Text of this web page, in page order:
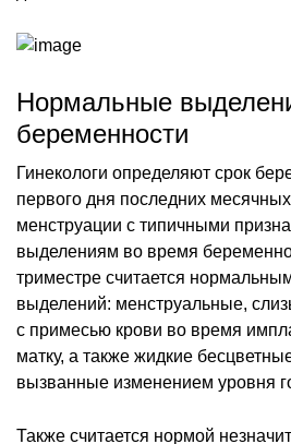
Нормальные
беременности
Гинекологи определяют срок
первого дня последних
менструации с типичными
выделениям во время
триместре считается
выделений: менструальные,
с примесью крови во время
матку, а также жидкие
вызванные изменением уровня
Также считается нормой